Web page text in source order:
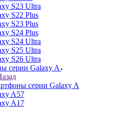
S23 Ultra
S22 Plus
S23 Plus
S24 Plus
S24 Ultra
S25 Ultra
S26 Ultra
серии Galaxy A
серии Galaxy A
A57
A17